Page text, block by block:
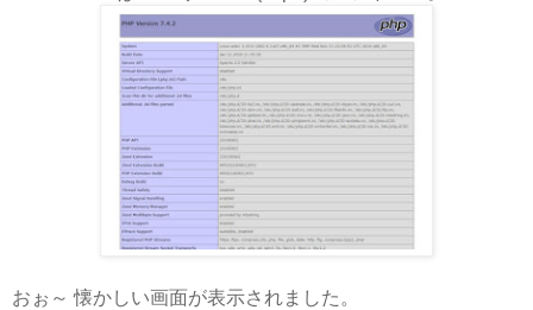
おぉ～ 懐かしい画面が表示されました。